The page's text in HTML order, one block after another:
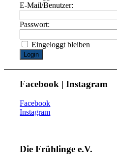
E-Mail/Benutzer:
Passwort:
Eingeloggt bleiben
Facebook | Instagram
Facebook
Instagram
Die Frühlinge e.V.